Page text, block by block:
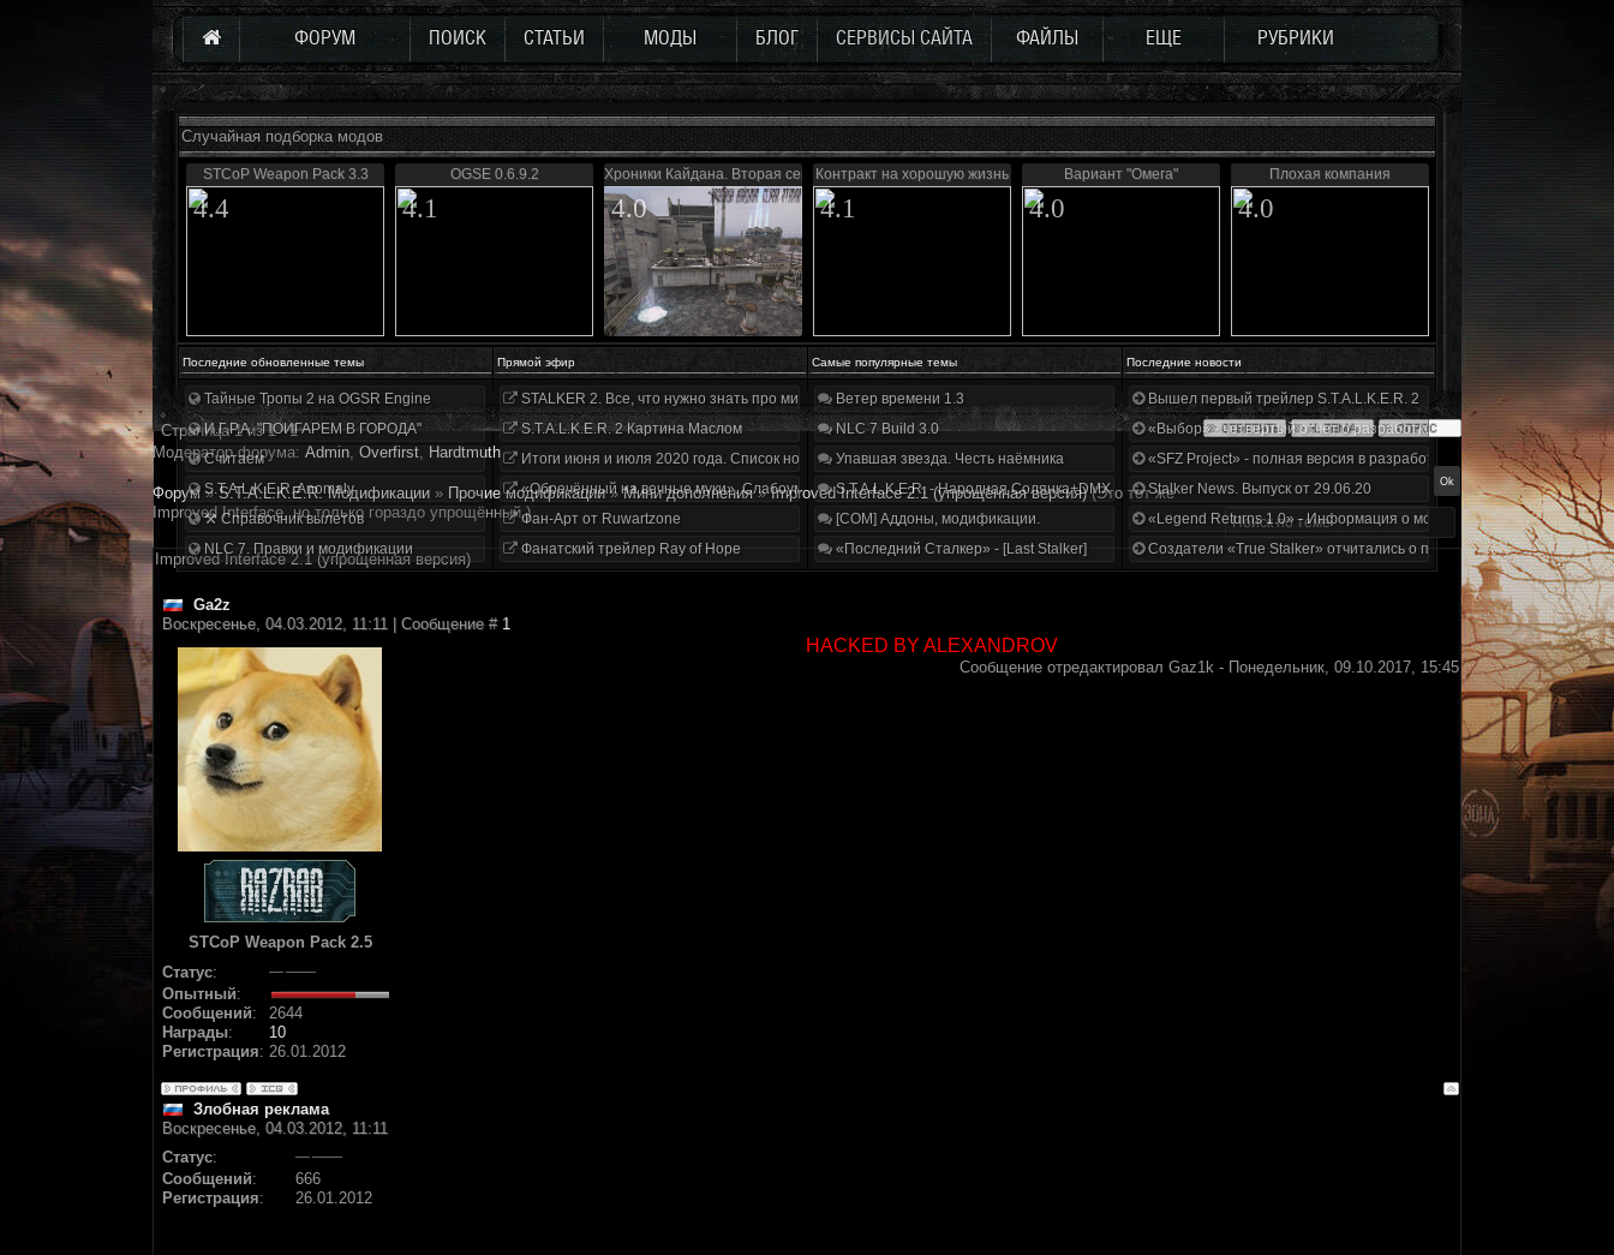
ФОРУМ ПОИСК СТАТЬИ МОДЫ БЛОГ СЕРВИСЫ САЙТА ФАЙЛЫ ЕЩЕ РУБРИКИ
Случайная подборка модов
STCoP Weapon Pack 3.3
4.4
OGSE 0.6.9.2
4.1
Хроники Кайдана. Вторая серия
4.0
Контракт на хорошую жизнь
4.1
Вариант "Омега"
4.0
Плохая компания
4.0
Последние обновленные темы Прямой эфир Самые популярные темы Последние новости
Тайные Тропы 2 на OGSR Engine
И.Г.Р.А. "ПОИГАРЕМ В ГОРОДА"
Считаем
S.T.A.L.K.E.R. Anomaly
⚒ Справочник вылетов
NLC 7. Правки и модификации
STALKER 2. Все, что нужно знать про мир, геймплей и сюжет | Разбор трейлера
S.T.A.L.K.E.R. 2 Картина Маслом
Итоги июня и июля 2020 года. Список нововведений
«Обречённый на вечные муки». Слабоумие и отвага
Фан-Арт от Ruwartzone
Фанатский трейлер Ray of Hope
Ветер времени 1.3
NLC 7 Build 3.0
Упавшая звезда. Честь наёмника
S.T.A.L.K.E.R. - Народная Солянка+DMX 1.3.5.ООП.МА.К.
[COM] Аддоны, модификации.
«Последний Сталкер» - [Last Stalker]
Вышел первый трейлер S.T.A.L.K.E.R. 2
«Выбор» - четвертый отчет о разработке!
«SFZ Project» - полная версия в разработке!
Stalker News. Выпуск от 29.06.20
«Legend Returns 1.0» - Информация о моде за июнь 2020
Создатели «True Stalker» отчитались о проделанной работе
Страница1из1
1
Модератор форума: Аdmin, Overfirst, Hardtmuth
Форум » S.T.A.L.K.E.R. Модификации » Прочие модификации » Мини дополнения » Improved Interface 2.1 (упрощённая версия) (Это тот же
Improved Interface, но только гораздо упрощённый.)
Improved Interface 2.1 (упрощённая версия)
Ga2z
Воскресенье, 04.03.2012, 11:11 | Сообщение # 1
STCoP Weapon Pack 2.5
Статус:
Опытный:
Сообщений:
2644
Награды:
10
Регистрация: 26.01.2012
HACKED BY ALEXANDROV
Сообщение отредактировал Gaz1k - Понедельник, 09.10.2017, 15:45
Злобная реклама
Воскресенье, 04.03.2012, 11:11
Статус:
Сообщений:
666
Регистрация: 26.01.2012